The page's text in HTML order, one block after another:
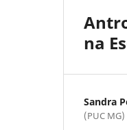
na
Sandra
(PUC MG)